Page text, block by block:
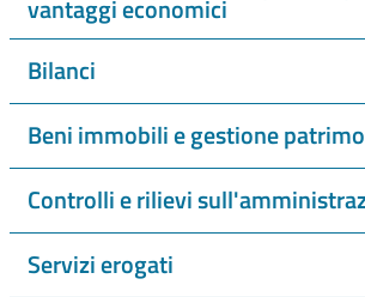
vantaggi economici
Bilanci
Beni immobili e gestione
Controlli e rilievi
Servizi erogati